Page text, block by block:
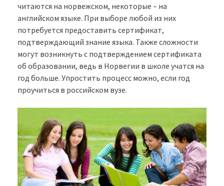
читаются на норвежском, некоторые – на
английском языке. При выборе любой из них
потребуется предоставить сертификат,
подтверждающий знание языка. Также сложности
могут возникнуть с подтверждением сертификата
об образовании, ведь в Норвегии в школе учатся на
год больше. Упростить процесс можно, если год
проучиться в российском вузе.